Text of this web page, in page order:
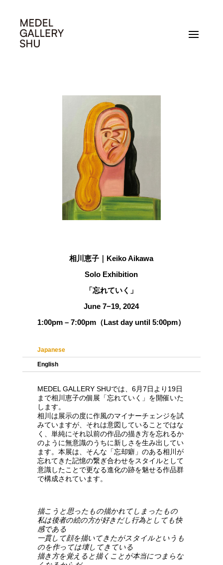
相川恵子｜ Keiko Aikawa
Solo Exhibition
「忘れていく」
June 7−19, 2024
1:00pm – 7:00pm（Last day until 5:00pm）
Japanese
English
MEDEL GALLERY SHUでは、6月7日より19日
まで相川恵子の個展「忘れていく」を開催いた
します。
相川は展示の度に作風のマイナーチェンジを試
みていますが、それは意図していることではな
く、単純にそれ以前の作品の描き方を忘れるか
のように無意識のうちに新しさを生み出してい
ます。本展は、そんな「忘却癖」のある相川が
忘れてきた記憶の繋ぎ合わせをスタイルとして
意識したことで更なる進化の跡を魅せる作品群
で構成されています。
描こうと思ったもの描かれてしまったもの
私は後者の絵の方が好きだし行為としても快
感である
一貫して顔を描いてきたがスタイルというも
のを作っては壊してきている
描き方を覚えると描くことが本当につまらな